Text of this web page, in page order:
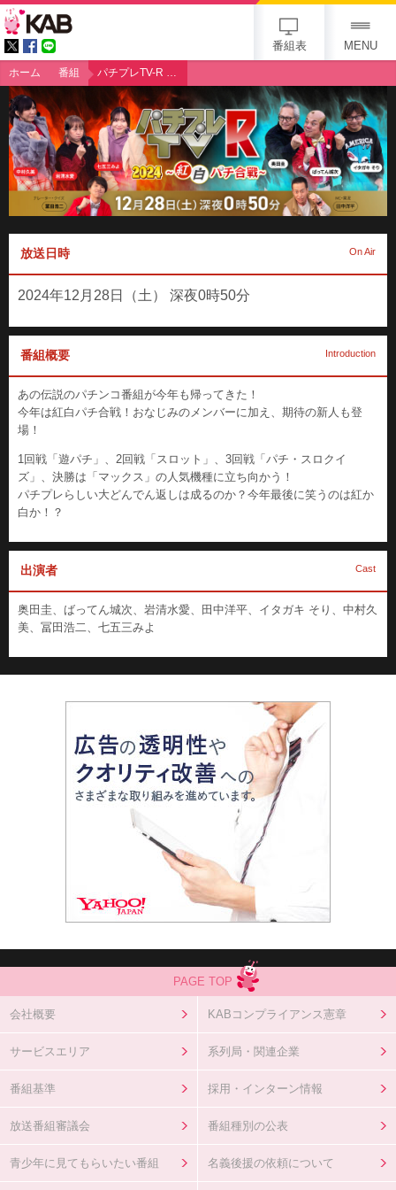
番組表 MENU
ホーム 番組 パチプレTV-R 2024 〜紅白パチ合戦〜
放送日時 On Air
2024年12月28日（土） 深夜0時50分
番組概要 Introduction
あの伝説のパチンコ番組が今年も帰ってきた！
今年は紅白パチ合戦！おなじみのメンバーに加え、期待の新人も登
場！
1回戦「遊パチ」、2回戦「スロット」、3回戦「パチ・スロクイ
ズ」、決勝は「マックス」の人気機種に立ち向かう！
パチプレらしい大どんでん返しは成るのか？今年最後に笑うのは紅か
白か！？
出演者 Cast
奥田圭、ばってん城次、岩清水愛、田中洋平、イタガキ そり、中村久
美、冨田浩二、七五三みよ
PAGE TOP
会社概要 KABコンプライアンス憲章
サービスエリア 系列局・関連企業
番組基準 採用・インターン情報
放送番組審議会 番組種別の公表
青少年に見てもらいたい番組 名義後援の依頼について